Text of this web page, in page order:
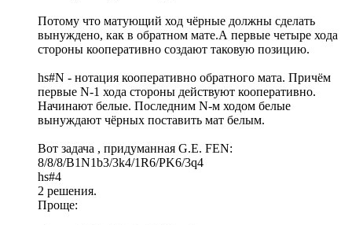
Потому что матующий ход чёрные должны сделать
вынуждено, как в обратном мате.А первые четыре хода
стороны кооперативно создают таковую позицию.
hs#N - нотация кооперативно обратного мата. Причём
первые N-1 хода стороны действуют кооперативно.
Начинают белые. Последним N-м ходом белые
вынуждают чёрных поставить мат белым.
Вот задача , придуманная G.E. FEN:
8/8/8/B1N1b3/3k4/1R6/PK6/3q4
hs#4
2 решения.
Проще: